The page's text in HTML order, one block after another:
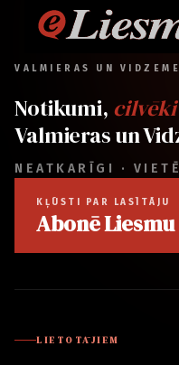
VALMIERAS UN
Notikumi,
Valmieras un
NEATKARĪGI ·
KĻŪSTI PAR LASĪTĀJU
Abonē Liesmu
LIETOTĀJIEM